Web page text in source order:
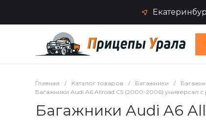
Главная / Каталог товаров / Багажники /
Багажники Audi A6 Allroad C5 (2000-2006) универсал
Багажники Audi A6